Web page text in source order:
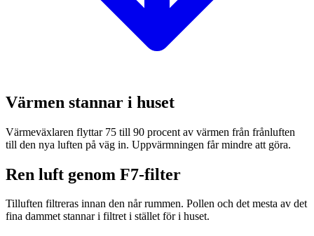
Värmen stannar i huset
Värmeväxlaren flyttar 75 till 90 procent av värmen från frånluften
till den nya luften på väg in. Uppvärmningen får mindre att göra.
Ren luft genom F7-filter
Tilluften filtreras innan den når rummen. Pollen och det mesta av det
fina dammet stannar i filtret i stället för i huset.